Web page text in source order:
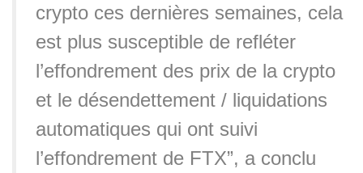
crypto ces dernières semaines, cela
est plus susceptible de refléter
l’effondrement des prix de la crypto
et le désendettement / liquidations
automatiques qui ont suivi
l’effondrement de FTX”, a conclu